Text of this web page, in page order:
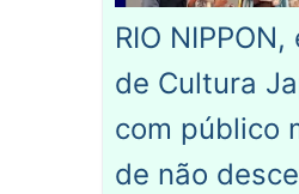
RIO
de Cultura
com público
de não